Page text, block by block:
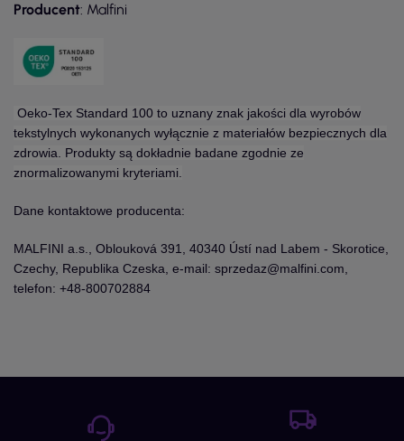
Producent: Malfini
Oeko-Tex Standard 100 to uznany znak jakości dla wyrobów
tekstylnych wykonanych wyłącznie z materiałów bezpiecznych dla
zdrowia. Produkty są dokładnie badane zgodnie ze
znormalizowanymi kryteriami.
Dane kontaktowe producenta:
MALFINI a.s., Oblouková 391, 40340 Ústí nad Labem - Skorotice,
Czechy, Republika Czeska, e-mail: sprzedaz@malfini.com,
telefon: +48-800702884